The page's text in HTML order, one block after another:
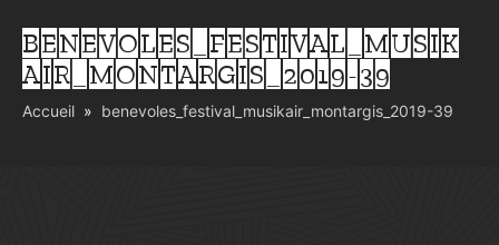
BENEVOLES_FESTIVAL_MUSIK
AIR_MONTARGIS_2019-39
Accueil benevoles_festival_musikair_montargis_2019-39